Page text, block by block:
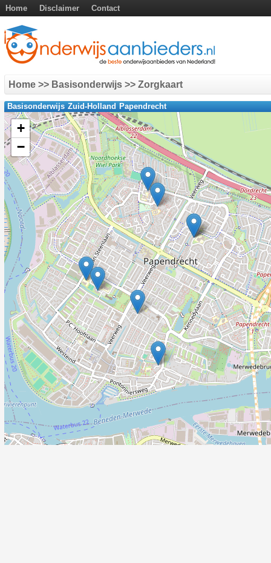
Home Disclaimer Contact
Home >> Basisonderwijs >> Zorgkaart
Basisonderwijs Zuid-Holland Papendrecht
+
−